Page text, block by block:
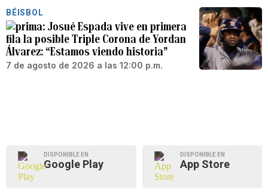
BÉISBOL
Josué Espada vive en primera
fila la posible Triple Corona de Yordan
Álvarez: “Estamos viendo historia”
7 de agosto de 2026 a las 12:00 p.m.
DISPONIBLE EN
Google Play
DISPONIBLE EN
App Store